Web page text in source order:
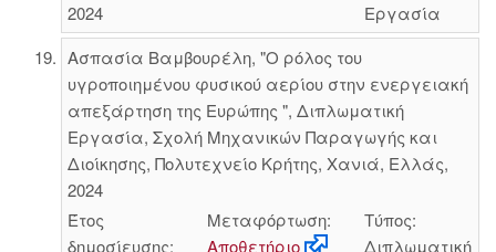
2024
Εργασία
Ασπασία Βαμβουρέλη, "Ο ρόλος του
υγροποιημένου φυσικού αερίου στην ενεργειακή
απεξάρτηση της Ευρώπης ", Διπλωματική
Εργασία, Σχολή Μηχανικών Παραγωγής και
Διοίκησης, Πολυτεχνείο Κρήτης, Χανιά, Ελλάς,
2024
Έτος
δημοσίευσης:
Μεταφόρτωση:
Αποθετήριο
Τύπος:
Διπλωματική